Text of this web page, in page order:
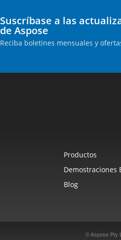
Suscríbase a las
de Aspose
Reciba boletines mensuales y
Productos
Demostraciones
Blog
© Aspose Pty